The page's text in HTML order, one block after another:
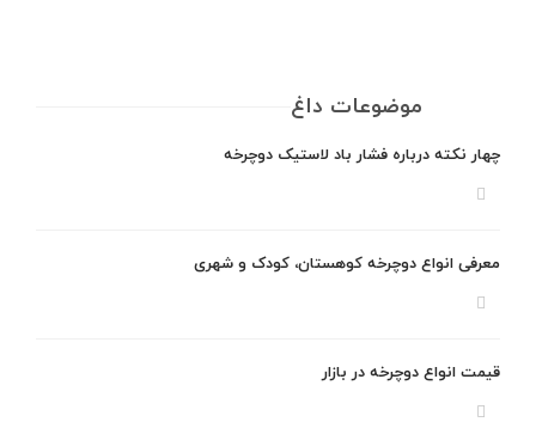
موضوعات داغ
چهار نکته درباره فشار باد لاستیک دوچرخه
معرفی انواع دوچرخه کوهستان، کودک و شهری
قیمت انواع دوچرخه در بازار